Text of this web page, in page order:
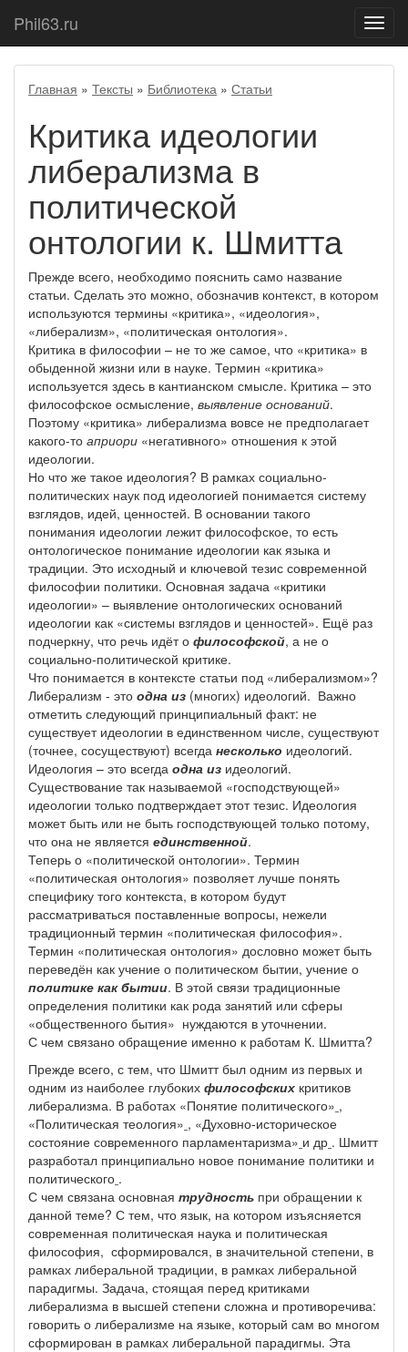
меню
Phil63.ru
Главная » Тексты » Библиотека » Статьи
Критика идеологии
либерализма в
политической
онтологии к. Шмитта
Прежде всего, необходимо пояснить само название
статьи. Сделать это можно, обозначив контекст, в котором
используются термины «критика», «идеология»,
«либерализм», «политическая онтология».
Критика в философии – не то же самое, что «критика» в
обыденной жизни или в науке. Термин «критика»
используется здесь в кантианском смысле. Критика – это
философское осмысление, выявление оснований.
Поэтому «критика» либерализма вовсе не предполагает
какого-то априори «негативного» отношения к этой
идеологии.
Но что же такое идеология? В рамках социально-
политических наук под идеологией понимается систему
взглядов, идей, ценностей. В основании такого
понимания идеологии лежит философское, то есть
онтологическое понимание идеологии как языка и
традиции. Это исходный и ключевой тезис современной
философии политики. Основная задача «критики
идеологии» – выявление онтологических оснований
идеологии как «системы взглядов и ценностей». Ещё раз
подчеркну, что речь идёт о философской, а не о
социально-политической критике.
Что понимается в контексте статьи под «либерализмом»?
Либерализм - это одна из (многих) идеологий. Важно
отметить следующий принципиальный факт: не
существует идеологии в единственном числе, существуют
(точнее, сосуществуют) всегда несколько идеологий.
Идеология – это всегда одна из идеологий.
Существование так называемой «господствующей»
идеологии только подтверждает этот тезис. Идеология
может быть или не быть господствующей только потому,
что она не является единственной.
Теперь о «политической онтологии». Термин
«политическая онтология» позволяет лучше понять
специфику того контекста, в котором будут
рассматриваться поставленные вопросы, нежели
традиционный термин «политическая философия».
Термин «политическая онтология» дословно может быть
переведён как учение о политическом бытии, учение о
политике как бытии. В этой связи традиционные
определения политики как рода занятий или сферы
«общественного бытия» нуждаются в уточнении.
С чем связано обращение именно к работам К. Шмитта?
Прежде всего, с тем, что Шмитт был одним из первых и
одним из наиболее глубоких философских критиков
либерализма. В работах «Понятие политического» ,
«Политическая теология» , «Духовно-историческое
состояние современного парламентаризма» и др . Шмитт
разработал принципиально новое понимание политики и
политического .
С чем связана основная трудность при обращении к
данной теме? С тем, что язык, на котором изъясняется
современная политическая наука и политическая
философия, сформировался, в значительной степени, в
рамках либеральной традиции, в рамках либеральной
парадигмы. Задача, стоящая перед критиками
либерализма в высшей степени сложна и противоречива:
говорить о либерализме на языке, который сам во многом
сформирован в рамках либеральной парадигмы. Эта